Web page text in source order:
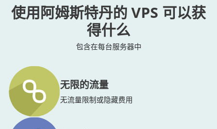
使用阿姆斯特丹的 VPS 可以获
得什么
包含在每台服务器中
无限的流量
无流量限制或隐藏费用